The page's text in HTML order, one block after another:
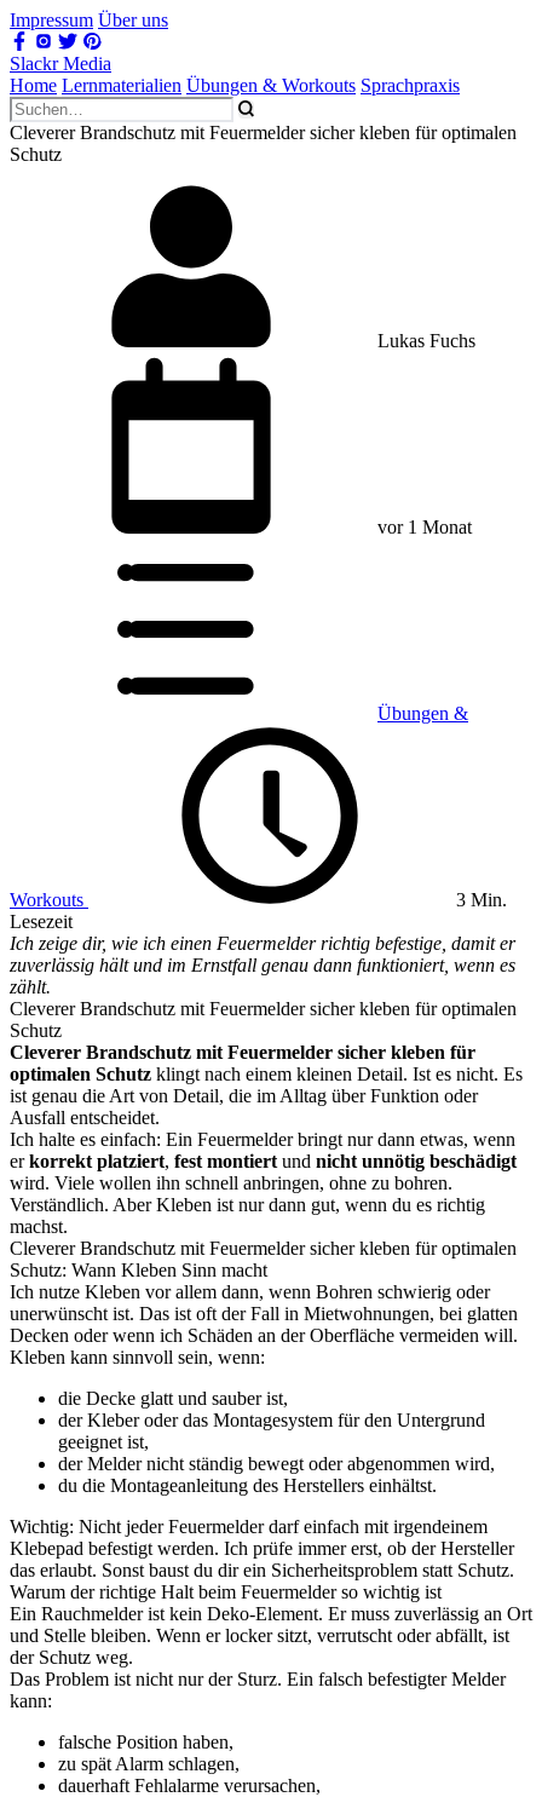
Impressum Über uns
Slackr Media
Home Lernmaterialien Übungen & Workouts Sprachpraxis
Cleverer Brandschutz mit Feuermelder sicher kleben für optimalen
Schutz
Lukas Fuchs
vor 1 Monat
Übungen &
Workouts
3 Min.
Lesezeit
Ich zeige dir, wie ich einen Feuermelder richtig befestige, damit er
zuverlässig hält und im Ernstfall genau dann funktioniert, wenn es
zählt.
Cleverer Brandschutz mit Feuermelder sicher kleben für optimalen
Schutz
Cleverer Brandschutz mit Feuermelder sicher kleben für
optimalen Schutz klingt nach einem kleinen Detail. Ist es nicht. Es
ist genau die Art von Detail, die im Alltag über Funktion oder
Ausfall entscheidet.
Ich halte es einfach: Ein Feuermelder bringt nur dann etwas, wenn
erkorrekt platziert, fest montiert und nicht unnötig beschädigt
wird. Viele wollen ihn schnell anbringen, ohne zu bohren.
Verständlich. Aber Kleben ist nur dann gut, wenn du es richtig
machst.
Cleverer Brandschutz mit Feuermelder sicher kleben für optimalen
Schutz: Wann Kleben Sinn macht
Ich nutze Kleben vor allem dann, wenn Bohren schwierig oder
unerwünscht ist. Das ist oft der Fall in Mietwohnungen, bei glatten
Decken oder wenn ich Schäden an der Oberfläche vermeiden will.
Kleben kann sinnvoll sein, wenn:
die Decke glatt und sauber ist,
der Kleber oder das Montagesystem für den Untergrund
geeignet ist,
der Melder nicht ständig bewegt oder abgenommen wird,
du die Montageanleitung des Herstellers einhältst.
Wichtig: Nicht jeder Feuermelder darf einfach mit irgendeinem
Klebepad befestigt werden. Ich prüfe immer erst, ob der Hersteller
das erlaubt. Sonst baust du dir ein Sicherheitsproblem statt Schutz.
Warum der richtige Halt beim Feuermelder so wichtig ist
Ein Rauchmelder ist kein Deko-Element. Er muss zuverlässig an Ort
und Stelle bleiben. Wenn er locker sitzt, verrutscht oder abfällt, ist
der Schutz weg.
Das Problem ist nicht nur der Sturz. Ein falsch befestigter Melder
kann:
falsche Position haben,
zu spät Alarm schlagen,
dauerhaft Fehlalarme verursachen,